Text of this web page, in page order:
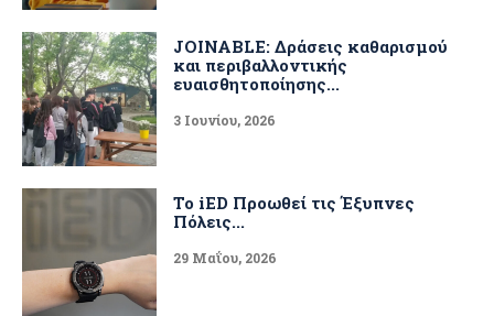
JOINABLE: Δράσεις καθαρισμού
και περιβαλλοντικής
ευαισθητοποίησης...
3 Ιουνίου, 2026
Το iED Προωθεί τις Έξυπνες
Πόλεις...
29 Μαΐου, 2026